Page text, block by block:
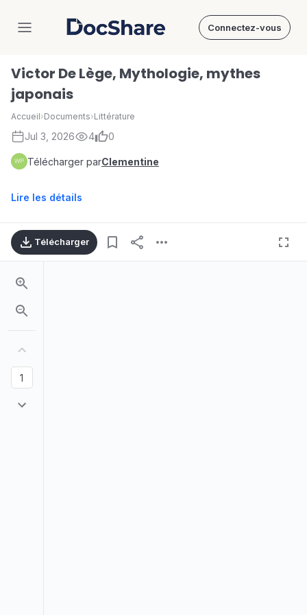
DocShare Connectez-vous
Victor De Lège, Mythologie, mythes
japonais
Accueil›Documents›Littérature
Jul 3, 2026 4 0
Télécharger parClementine
Lire les détails
Télécharger